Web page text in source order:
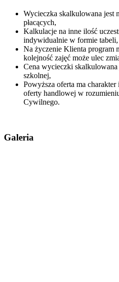
Wycieczka skalkulowana jest
płacących,
Kalkulacje na inne ilość
indywidualnie w formie tabeli,
Na życzenie Klienta program
kolejność zajęć może ulec
Cena wycieczki
szkolnej,
Powyższa oferta ma
oferty handlowej w
Cywilnego.
Galeria